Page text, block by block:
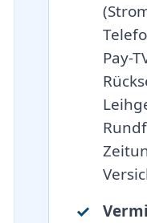
Pay-